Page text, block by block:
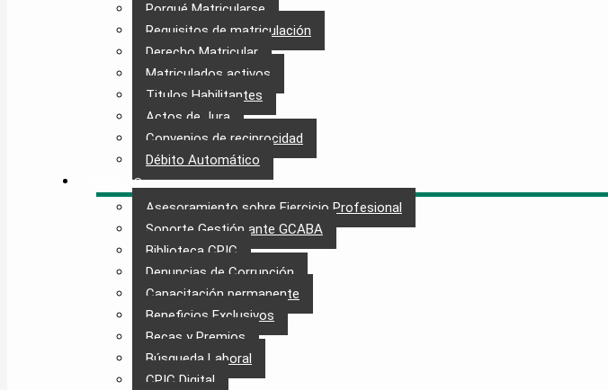
Porqué Matricularse
Requisitos de matriculación
Derecho Matricular
Matriculados activos
Titulos Habilitantes
Actos de Jura
Convenios de reciprocidad
Débito Automático
SERVICIOS
Asesoramiento sobre Ejercicio Profesional
Soporte Gestión ante GCABA
Biblioteca CPIC
Denuncias de Corrupción
Capacitación permanente
Beneficios Exclusivos
Becas y Premios
Búsqueda Laboral​
CPIC Digital